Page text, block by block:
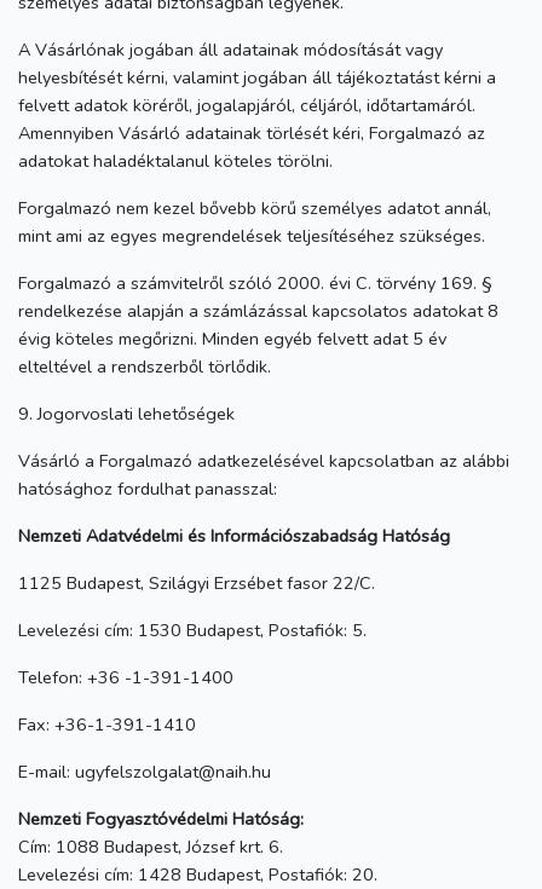
A Vásárlónak jogában áll adatainak módosítását vagy
helyesbítését kérni, valamint jogában áll tájékoztatást kérni a
felvett adatok köréről, jogalapjáról, céljáról, időtartamáról.
Amennyiben Vásárló adatainak törlését kéri, Forgalmazó az
adatokat haladéktalanul köteles törölni.
Forgalmazó nem kezel bővebb körű személyes adatot annál,
mint ami az egyes megrendelések teljesítéséhez szükséges.
Forgalmazó a számvitelről szóló 2000. évi C. törvény 169. §
rendelkezése alapján a számlázással kapcsolatos adatokat 8
évig köteles megőrizni. Minden egyéb felvett adat 5 év
elteltével a rendszerből törlődik.
9. Jogorvoslati lehetőségek
Vásárló a Forgalmazó adatkezelésével kapcsolatban az alábbi
hatósághoz fordulhat panasszal:
Nemzeti Adatvédelmi és Információszabadság Hatóság
1125 Budapest, Szilágyi Erzsébet fasor 22/C.
Levelezési cím: 1530 Budapest, Postafiók: 5.
Telefon: +36 -1-391-1400
Fax: +36-1-391-1410
E-mail: ugyfelszolgalat@naih.hu
Nemzeti Fogyasztóvédelmi Hatóság:
Cím: 1088 Budapest, József krt. 6.
Levelezési cím: 1428 Budapest, Postafiók: 20.